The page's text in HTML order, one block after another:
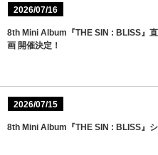
2026/07/16
8th Mini Album『THE SIN : BLISS』
画 開催決定！
2026/07/15
8th Mini Album『THE SIN : BLISS』